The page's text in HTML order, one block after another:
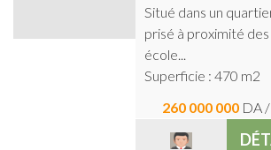
Situé dans un
prisé à proximité des
école...
Superficie : 470 m2
260 000 000 DA